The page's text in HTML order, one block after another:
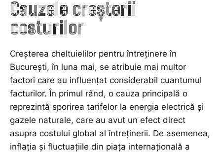
Cauzele creșterii
costurilor
Creșterea cheltuielilor pentru întreținere în
București, în luna mai, se atribuie mai multor
factori care au influențat considerabil cuantumul
facturilor. În primul rând, o cauza principală o
reprezintă sporirea tarifelor la energia electrică și
gazele naturale, care au avut un efect direct
asupra costului global al întreținerii. De asemenea,
inflația și fluctuațiile din piața internațională a